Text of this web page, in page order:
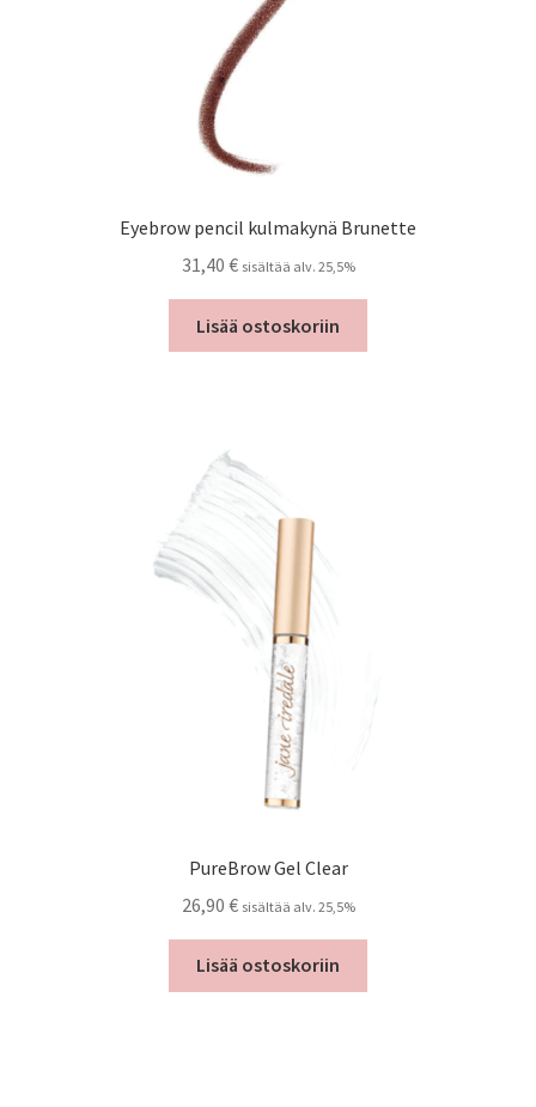
Eyebrow pencil kulmakynä Brunette
31,40 € sisältää alv. 25,5%
Lisää ostoskoriin
PureBrow Gel Clear
26,90 € sisältää alv. 25,5%
Lisää ostoskoriin